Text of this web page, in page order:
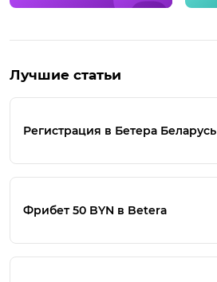
Лучшие статьи
Регистрация в Бетера Беларусь
Фрибет 50 BYN в Betera